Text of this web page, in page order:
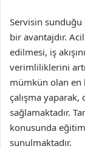
Servisin sunduğu
bir avantajdır.
edilmesi, iş
verimliliklerini
mümkün olan en
çalışma yaparak,
sağlamaktadır.
konusunda
sunulmaktadır.